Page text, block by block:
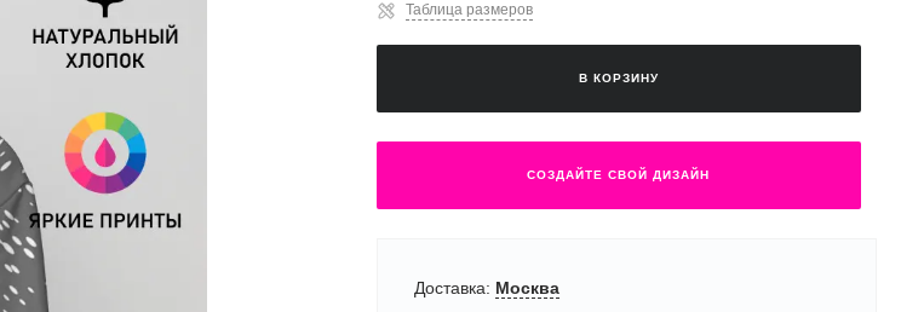
Таблица размеров
В КОРЗИНУ
СОЗДАЙТЕ СВОЙ ДИЗАЙН
Доставка: Москва